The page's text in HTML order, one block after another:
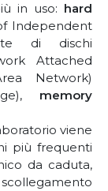
in uso: hard
Independent
di dischi
Attached
Network)
memory
viene
più frequenti
da caduta,